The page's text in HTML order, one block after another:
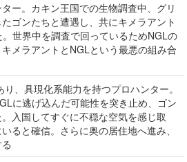
ー。カキン王国での生物調査中、グリ
ゴンたちと遭遇し、共にキメラアント
世界中を調査で回っているためNGLの
メラアントとNGLという最悪の組み合
、具現化系能力を持つプロハンター。
に逃げ込んだ可能性を突き止め、ゴン
入国してすぐに不穏な空気を感じ取
ると確信。さらに奥の居住地へ進み、